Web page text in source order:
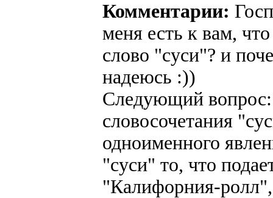
Комментарии:
меня есть к вам,
слово "суси"? и
надеюсь :))
Следующий вопрос:
словосочетания
одноименного
"суси" то, что
"Калифорния-